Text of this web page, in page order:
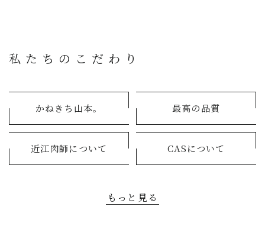
私たちのこだわり
かねきち山本。 最高の品質
近江肉師について CASについて
もっと見る